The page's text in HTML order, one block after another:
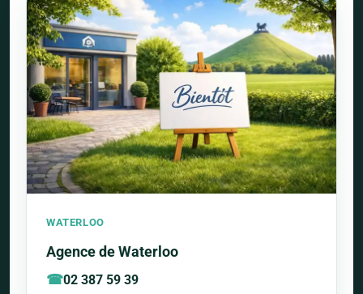
WATERLOO
Agence de Waterloo
02 387 59 39